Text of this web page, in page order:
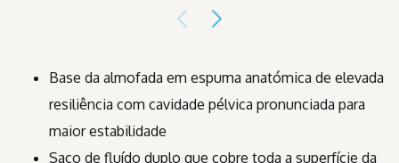
Base da almofada em espuma anatómica de elevada
resiliência com cavidade pélvica pronunciada para
maior estabilidade
Saco de fluído duplo que cobre toda a superfície da